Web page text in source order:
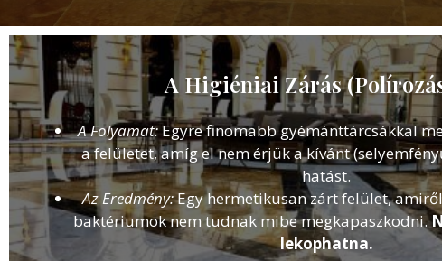
A Higiéniai Zárás
A Folyamat:Egyre finomabb gyémánttárcsákkal
a felületet, amíg el nem érjük a kívánt
hatást.
Az Eredmény:Egy hermetikusan zárt felület, amiről
baktériumok nem tudnak mibe megkapaszkodni.
lekophatna.